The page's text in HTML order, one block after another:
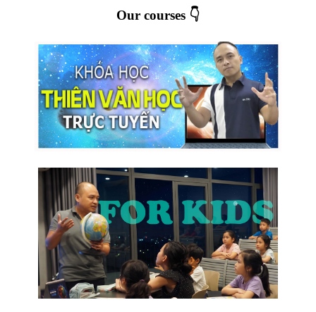
Our courses 👇